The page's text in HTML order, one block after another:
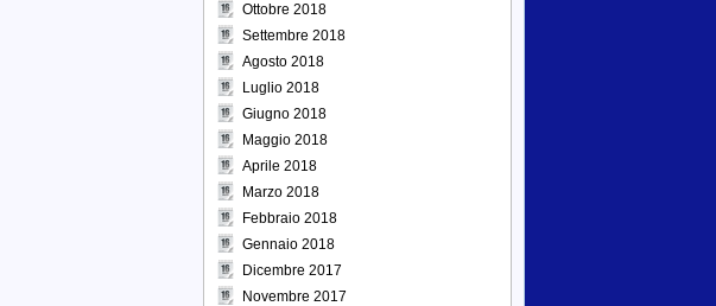
Ottobre 2018
Settembre 2018
Agosto 2018
Luglio 2018
Giugno 2018
Maggio 2018
Aprile 2018
Marzo 2018
Febbraio 2018
Gennaio 2018
Dicembre 2017
Novembre 2017